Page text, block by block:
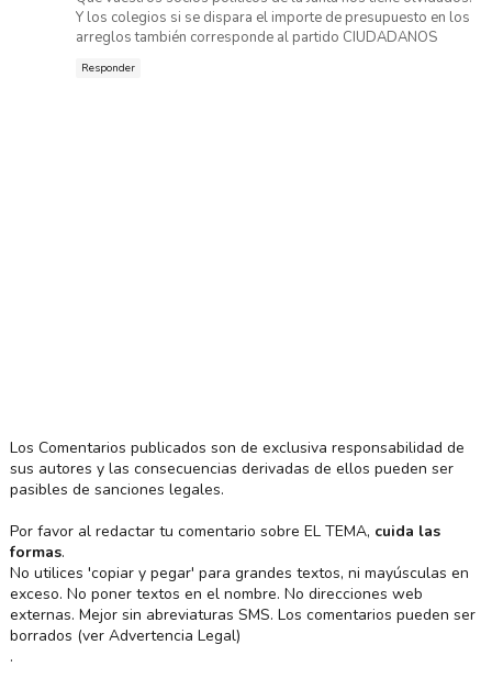
Y los colegios si se dispara el importe de presupuesto en los
arreglos también corresponde al partido CIUDADANOS
Responder
Los Comentarios publicados son de exclusiva responsabilidad de
sus autores y las consecuencias derivadas de ellos pueden ser
pasibles de sanciones legales.
Por favor al redactar tu comentario sobre EL TEMA, cuida las
formas.
No utilices 'copiar y pegar' para grandes textos, ni mayúsculas en
exceso. No poner textos en el nombre. No direcciones web
externas. Mejor sin abreviaturas SMS. Los comentarios pueden ser
borrados (ver Advertencia Legal)
.